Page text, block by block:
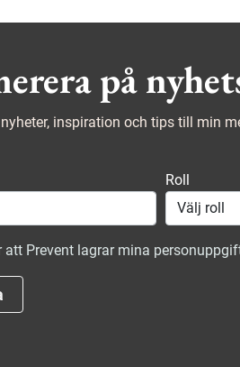
för att
på
inspiration och tips till min
Roll
Prevent lagrar mina